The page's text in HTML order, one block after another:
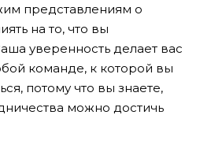
представлениям о
на то, что вы
уверенность делает вас
команде, к которой вы
потому что вы знаете,
можно достичь